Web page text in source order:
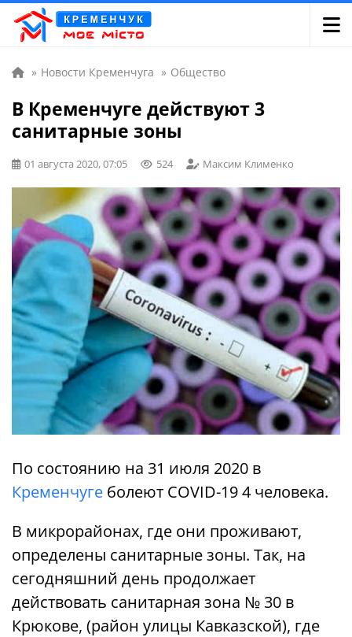
» Новости Кременчуга » Общество
В Кременчуге действуют 3
санитарные зоны
01 августа 2020, 07:05 524 Максим Клименко
По состоянию на 31 июля 2020 в
Кременчуге болеют COVID-19 4 человека.
В микрорайонах, где они проживают,
определены санитарные зоны. Так, на
сегодняшний день продолжает
действовать санитарная зона № 30 в
Крюкове, (район улицы Кавказской), где